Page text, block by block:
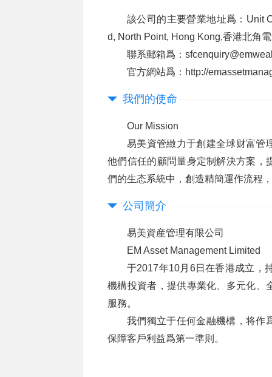
該公司的主要營業地址爲：Unit
d, North Point, Hong Kong,香港北角
聯系郵箱爲：
官方網站爲：http://
我們的使命
Our Mission
易美資管緻力于創建全球财富管
他們信任的顧問量身定制解決方案，
們的生态系統中，創造精簡運作流程
公司簡介
易美資産管理有限公司
EM Asset Management Limited
于2017年10月6日在香港成立，
機構投資者，提供專業化、多元化、
服務。
我們獨立于任何金融機構，将作
保障客戶利益爲第一準則。